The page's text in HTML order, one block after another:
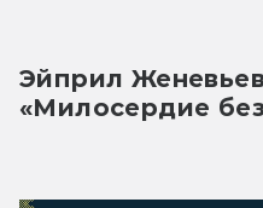
Эйприл
«Милосердие